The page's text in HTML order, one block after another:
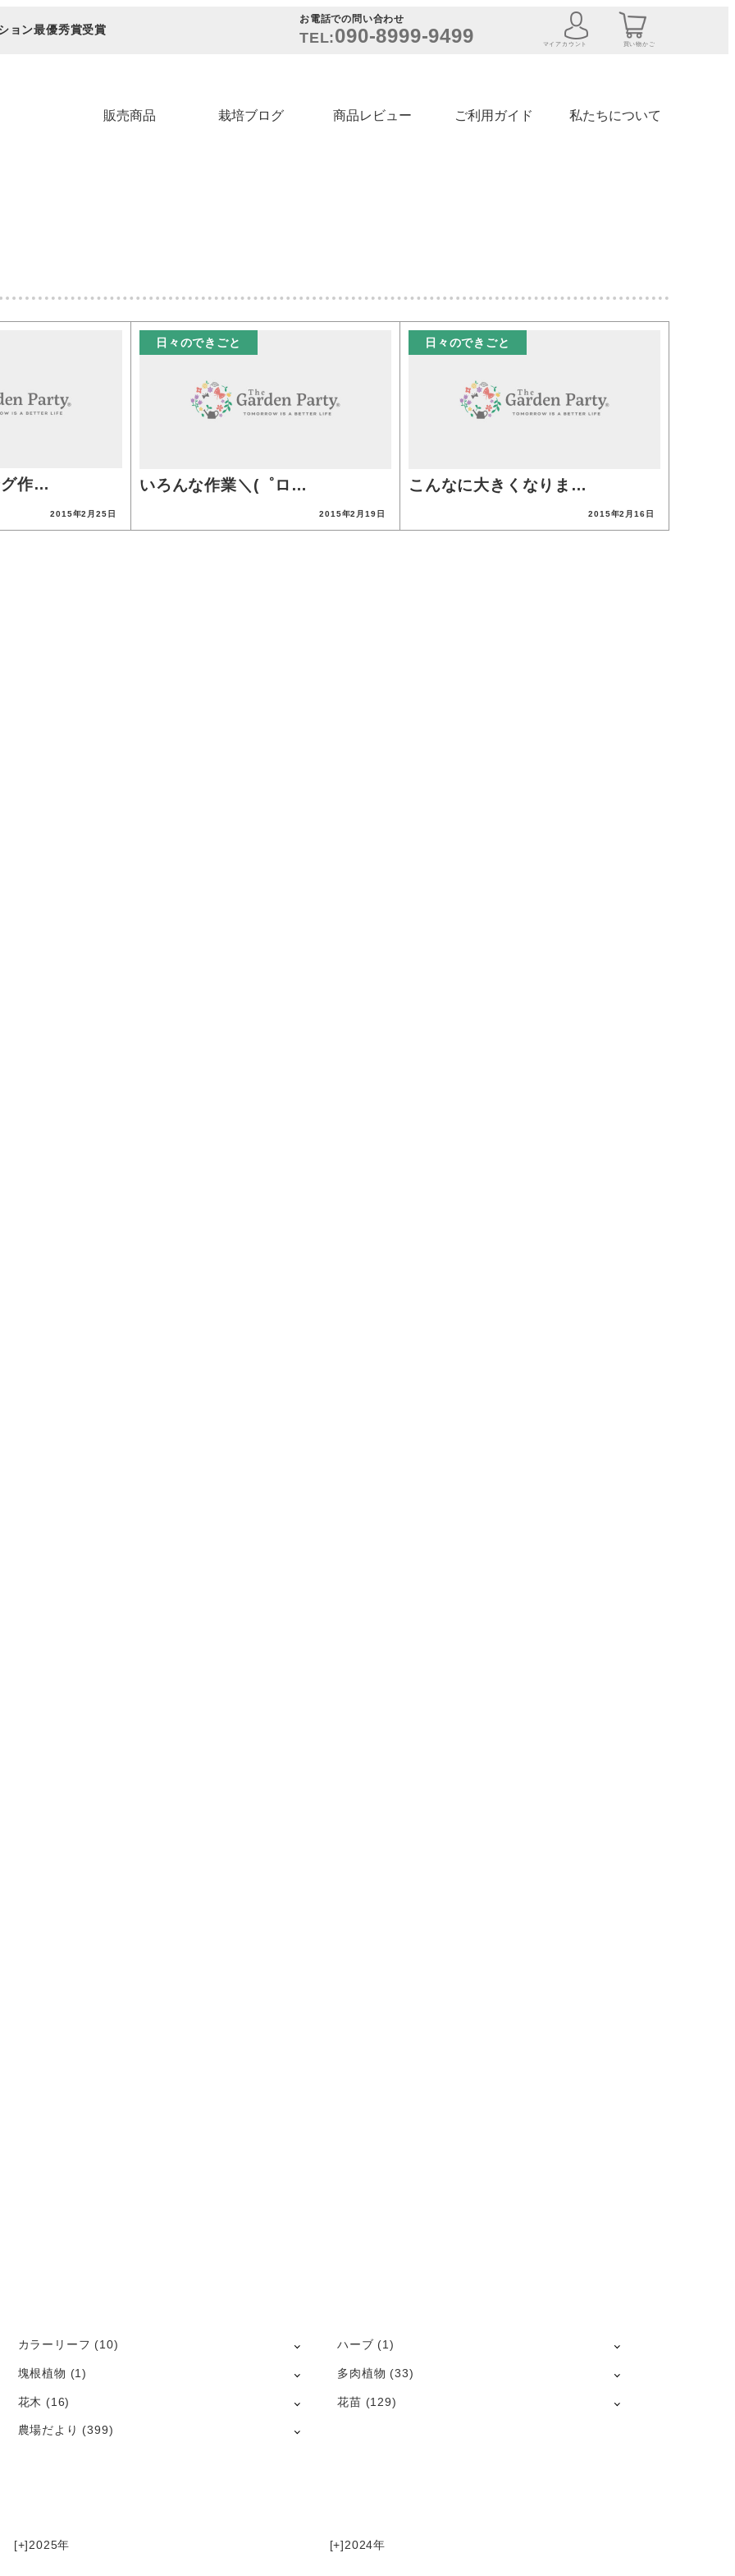
ョン最優秀賞受賞
お電話での問い合わせ
TEL:090-8999-9499 マイアカウント 買い物かご
販売商品 栽培ブログ 商品レビュー ご利用ガイド 私たちについて
グ作…
2015年2月25日
日々のできごと
いろんな作業＼(゜ロ…
2015年2月19日
日々のできごと
こんなに大きくなりま…
2015年2月16日
カラーリーフ (10) ハーブ (1)
塊根植物 (1) 多肉植物 (33)
花木 (16) 花苗 (129)
農場だより (399)
[+]2025 [+]2024